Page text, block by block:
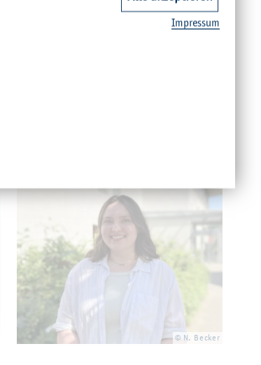
Uhr be­rich­tet Prof. Dr. Ste­fan Jor­dan im
Me­di­en­dom der FH Kiel über die Gaia-
© N. Be­cker
Im­pres­sum